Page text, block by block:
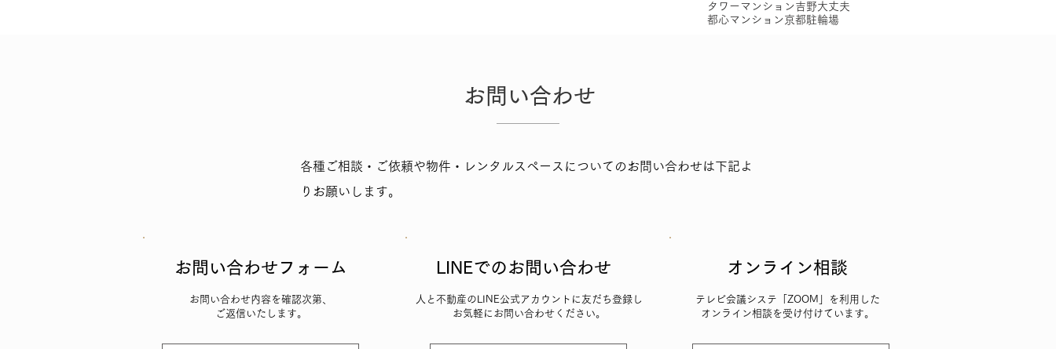
タワーマンション吉野大丈夫
都心マンション京都駐輪場
お問い合わせ
各種ご相談・ご依頼や物件・レンタルスペースについての​お問い合わせは下記よ
りお願いします。
お問い合わせフォーム
お問い合わせ​内容を確認次第、
ご返信いたします。
LINEでのお問い合わせ
人と不動産のLINE公式アカウントに友だち登録し
お気軽に お問い合わせください。
オンライン相談
テレビ会議システ「ZOOM」を利用した
オンライン相談を受け付けています。